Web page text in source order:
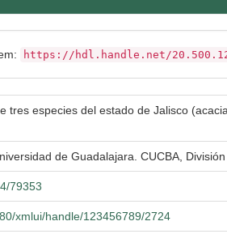
https://hdl.handle.net/
tres especies del estado de Jalisco
de Guadalajara. CUCBA,
79353
xmlui/handle/123456789/2724